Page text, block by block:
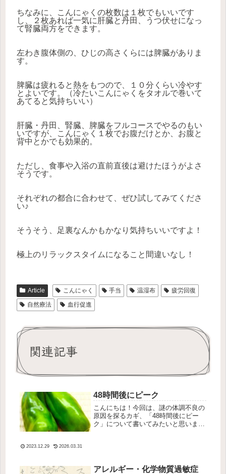
ちなみに、こんにゃくの枚数は１枚でもいいです
し、２枚あれば一気に肝臓と丹田、うつ伏せになっ
て腎臓両方をできます。
左わき腹体側の、ひじの高さくらには脾臓がありま
す。
脾臓は疲れると熱をもつので、１０分くらい冷やす
とよいです。（冷たいこんにゃくをタオルで巻いて
あてると気持ちいい）
肝臓・丹田、腎臓、脾臓をフルコースでやるのもい
いですが、こんにゃく１枚でお腹だけとか、お腹と
背中とかでも効果的。
ただし、食事や入浴の直前直後は避けたほうがよさ
そうです。
それぞれの都合に合わせて、ぜひ試してみてくださ
い♪
そうそう、足裏なんかもかなり気持ちいいですよ！
極上のリラックスタイムになること間違いなし！
Article こんにゃく 手当 温湿布
疲労回復
自然療法
血行促進
関連記事
48時間後にピーク
こんにちは！今回は、謎の体調不良の
原因を探るカギ、「48時間後にピー
ク」について書いてみたいと思いま
2023.12.29 2026.03.31
アレルギー・化学物質過敏症